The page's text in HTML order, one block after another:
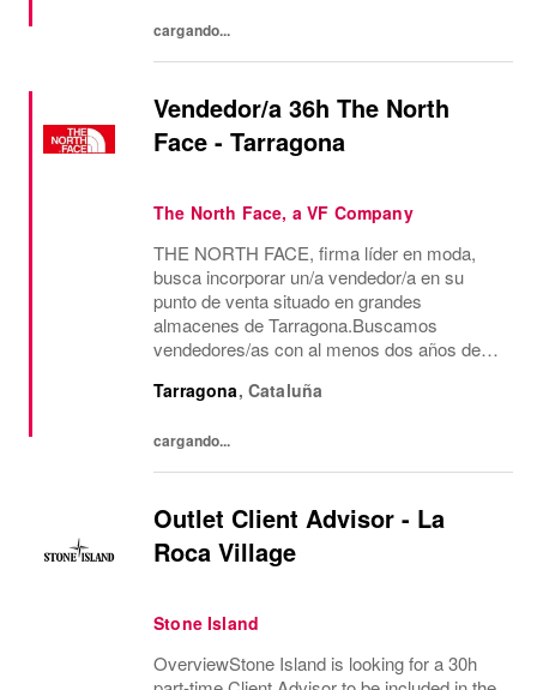
gestión...
cargando...
Vendedor/a 36h The North
Face - Tarragona
The North Face, a VF Company
THE NORTH FACE, firma líder en moda,
busca incorporar un/a vendedor/a en su
punto de venta situado en grandes
almacenes de Tarragona.Buscamos
vendedores/as con al menos dos años de
de objetivos comerciales, recepción de
Tarragona, Cataluña
cargando...
Outlet Client Advisor - La
Roca Village
Stone Island
OverviewStone Island is looking for a 30h